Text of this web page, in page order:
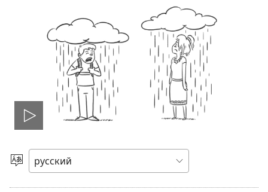
Воспроизвести
видео
Выбрать
язык